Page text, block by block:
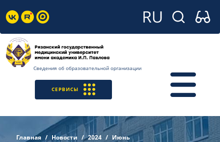
Сведения об образовательной организации
СЕРВИСЫ
Главная Новости 2024 Июнь